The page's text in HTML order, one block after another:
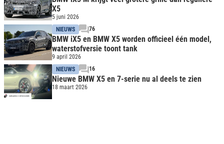
X5
5 juni 2026
NIEUWS
76
BMW iX5 en BMW X5 worden officieel één model,
waterstofversie toont tank
9 april 2026
NIEUWS
16
Nieuwe BMW X5 en 7-serie nu al deels te zien
18 maart 2026